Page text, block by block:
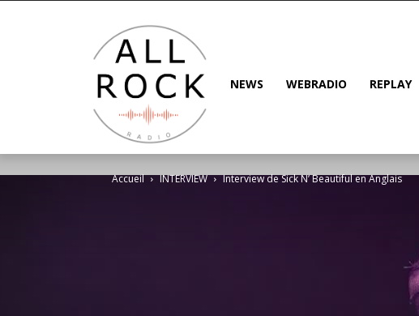
NEWS WEBRADIO REPLAY
Accueil INTERVIEW Interview de Sick N’ Beautiful en Anglais